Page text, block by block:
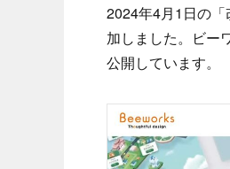
2024年4月1日の
加しました。ビー
公開しています。